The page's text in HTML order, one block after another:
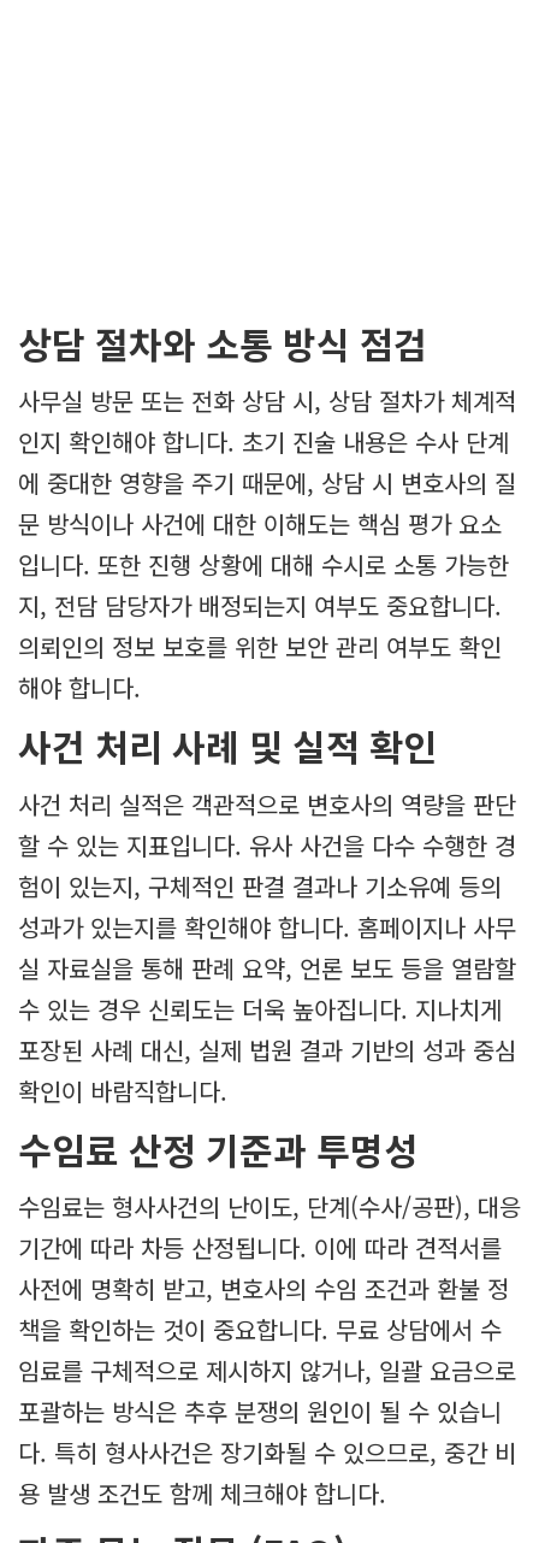
상담 절차와 소통 방식 점검
사무실 방문 또는 전화 상담 시, 상담 절차가 체계적
인지 확인해야 합니다. 초기 진술 내용은 수사 단계
에 중대한 영향을 주기 때문에, 상담 시 변호사의 질
문 방식이나 사건에 대한 이해도는 핵심 평가 요소
입니다. 또한 진행 상황에 대해 수시로 소통 가능한
지, 전담 담당자가 배정되는지 여부도 중요합니다.
의뢰인의 정보 보호를 위한 보안 관리 여부도 확인
해야 합니다.
사건 처리 사례 및 실적 확인
사건 처리 실적은 객관적으로 변호사의 역량을 판단
할 수 있는 지표입니다. 유사 사건을 다수 수행한 경
험이 있는지, 구체적인 판결 결과나 기소유예 등의
성과가 있는지를 확인해야 합니다. 홈페이지나 사무
실 자료실을 통해 판례 요약, 언론 보도 등을 열람할
수 있는 경우 신뢰도는 더욱 높아집니다. 지나치게
포장된 사례 대신, 실제 법원 결과 기반의 성과 중심
확인이 바람직합니다.
수임료 산정 기준과 투명성
수임료는 형사사건의 난이도, 단계(수사/공판), 대응
기간에 따라 차등 산정됩니다. 이에 따라 견적서를
사전에 명확히 받고, 변호사의 수임 조건과 환불 정
책을 확인하는 것이 중요합니다. 무료 상담에서 수
임료를 구체적으로 제시하지 않거나, 일괄 요금으로
포괄하는 방식은 추후 분쟁의 원인이 될 수 있습니
다. 특히 형사사건은 장기화될 수 있으므로, 중간 비
용 발생 조건도 함께 체크해야 합니다.